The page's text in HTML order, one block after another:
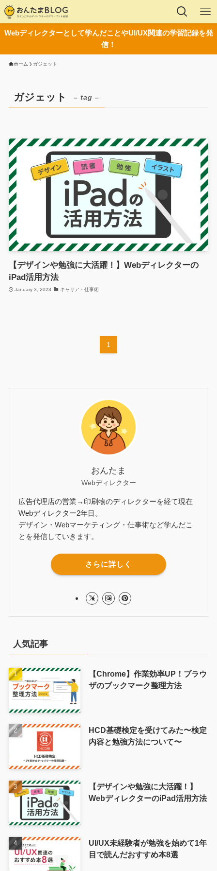
Webディレクターとして学んだことやUI/UX関連の学習記録を発
信！
ホーム ガジェット
ガジェット – tag –
【デザインや勉強に大活躍！】Webディレクターの
iPad活用方法
January 3, 2023 キャリア・仕事術
1
おんたま
Webディレクター
広告代理店の営業→印刷物のディレクターを経て現在
Webディレクター2年目。
デザイン・Webマーケティング・仕事術など学んだこ
とを発信していきます。
さらに詳しく
人気記事
【Chrome】作業効率UP！ブラウ
ザのブックマーク整理方法
HCD基礎検定を受けてみた〜検定
内容と勉強方法について〜
【デザインや勉強に大活躍！】
WebディレクターのiPad活用方法
UI/UX未経験者が勉強を始めて1年
目で読んだおすすめ本8選